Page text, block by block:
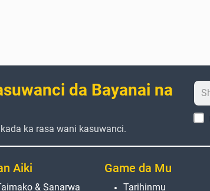
da Bayanai na
ka rasa wani kasuwanci.
Aiki
& Sanarwa
Game da Mu
Tarihinmu